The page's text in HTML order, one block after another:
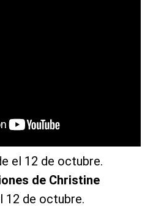
el 12 de octubre.
de Christine
12 de octubre.